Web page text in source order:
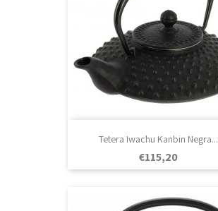
Tetera Iwachu Kanbin Negra...
Prezo
€115,20